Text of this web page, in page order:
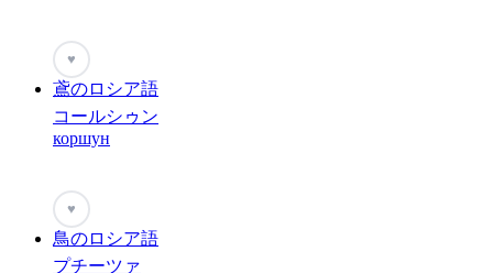
♥
鳶のロシア語
コールシゥン
коршун
♥
鳥のロシア語
プチーツァ